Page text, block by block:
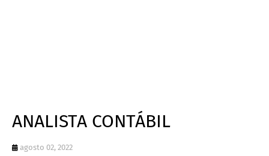
ANALISTA CONTÁBIL
agosto 02, 2022